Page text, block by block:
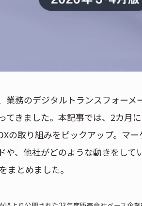
業務のデジタルトランスフォー
てきました。本記事では、2カ月
の取り組みをピックアップ。マ
や、他社がどのような動きをし
まとめました。